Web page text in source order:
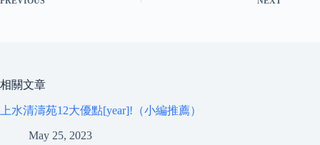
相關文章
上水清濤苑12大優點[year]!（小編推薦）
May 25, 2023